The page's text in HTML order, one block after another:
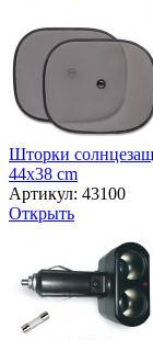
Шторки
44x38 cm
Артикул: 43100
Открыть